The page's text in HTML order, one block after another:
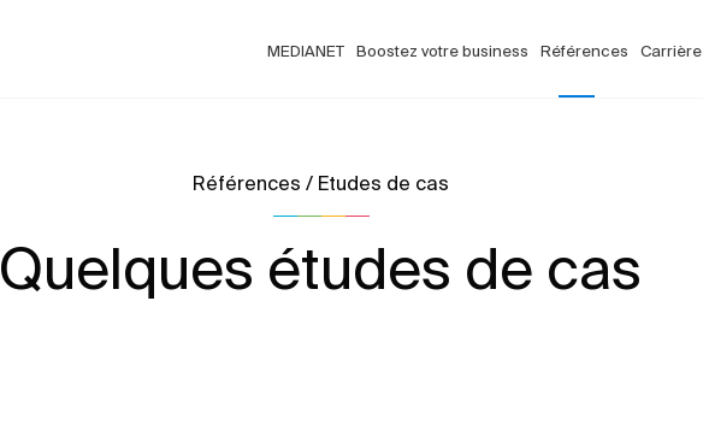
MEDIANET Boostez votre business Références Carrière
Références / Etudes de cas
Quelques études de cas